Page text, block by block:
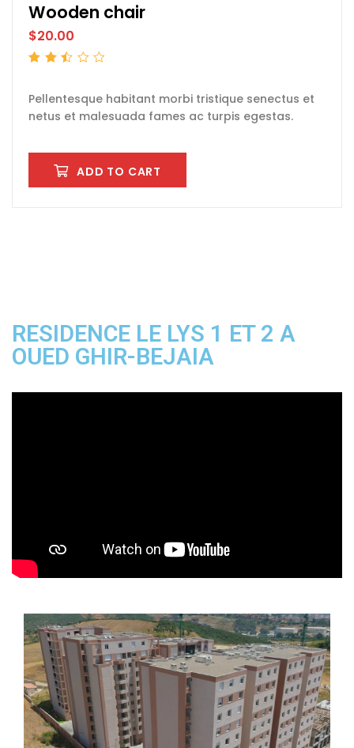
Wooden chair
$20.00
of 5
Pellentesque habitant morbi tristique senectus et
netus et malesuada fames ac turpis egestas.
ADD TO CART
RESIDENCE LE LYS 1 ET 2 A
OUED GHIR-BEJAIA